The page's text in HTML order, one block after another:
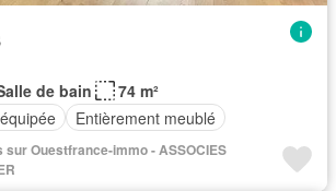
de bain
74 m²
Entièrement meublé
sur Ouestfrance-immo - ASSOCIES